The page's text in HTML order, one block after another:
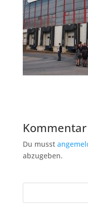
Du musst
abzugeben.